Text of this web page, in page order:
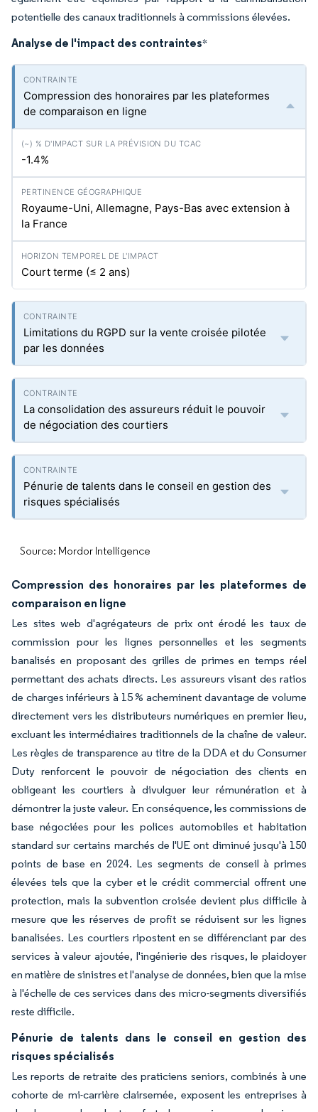
potentielle des canaux traditionnels à commissions élevées.
Analyse de l'impact des contraintes*
Compression des honoraires par les plateformes
de comparaison en ligne
-1.4%
Royaume-Uni, Allemagne, Pays-Bas avec extension à
la France
Court terme (≤ 2 ans)
Limitations du RGPD sur la vente croisée pilotée
par les données
La consolidation des assureurs réduit le pouvoir
de négociation des courtiers
Pénurie de talents dans le conseil en gestion des
risques spécialisés
Source: Mordor Intelligence
Compression des honoraires par les plateformes de
comparaison en ligne
Les sites web d'agrégateurs de prix ont érodé les taux de
commission pour les lignes personnelles et les segments
banalisés en proposant des grilles de primes en temps réel
permettant des achats directs. Les assureurs visant des ratios
de charges inférieurs à 15 % acheminent davantage de volume
directement vers les distributeurs numériques en premier lieu,
excluant les intermédiaires traditionnels de la chaîne de valeur.
Les règles de transparence au titre de la DDA et du Consumer
Duty renforcent le pouvoir de négociation des clients en
obligeant les courtiers à divulguer leur rémunération et à
démontrer la juste valeur. En conséquence, les commissions de
base négociées pour les polices automobiles et habitation
standard sur certains marchés de l'UE ont diminué jusqu'à 150
points de base en 2024. Les segments de conseil à primes
élevées tels que la cyber et le crédit commercial offrent une
protection, mais la subvention croisée devient plus difficile à
mesure que les réserves de profit se réduisent sur les lignes
banalisées. Les courtiers ripostent en se différenciant par des
services à valeur ajoutée, l'ingénierie des risques, le plaidoyer
en matière de sinistres et l'analyse de données, bien que la mise
à l'échelle de ces services dans des micro-segments diversifiés
reste difficile.
Pénurie de talents dans le conseil en gestion des
risques spécialisés
Les reports de retraite des praticiens seniors, combinés à une
cohorte de mi-carrière clairsemée, exposent les entreprises à